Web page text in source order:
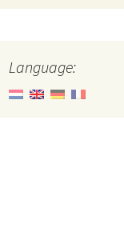
Language: